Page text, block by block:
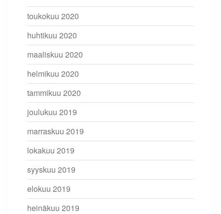
toukokuu 2020
huhtikuu 2020
maaliskuu 2020
helmikuu 2020
tammikuu 2020
joulukuu 2019
marraskuu 2019
lokakuu 2019
syyskuu 2019
elokuu 2019
heinäkuu 2019